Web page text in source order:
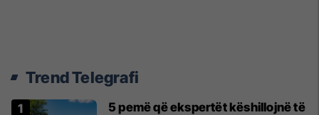
Trend Telegrafi
5 pemë që ekspertët këshillojnë të